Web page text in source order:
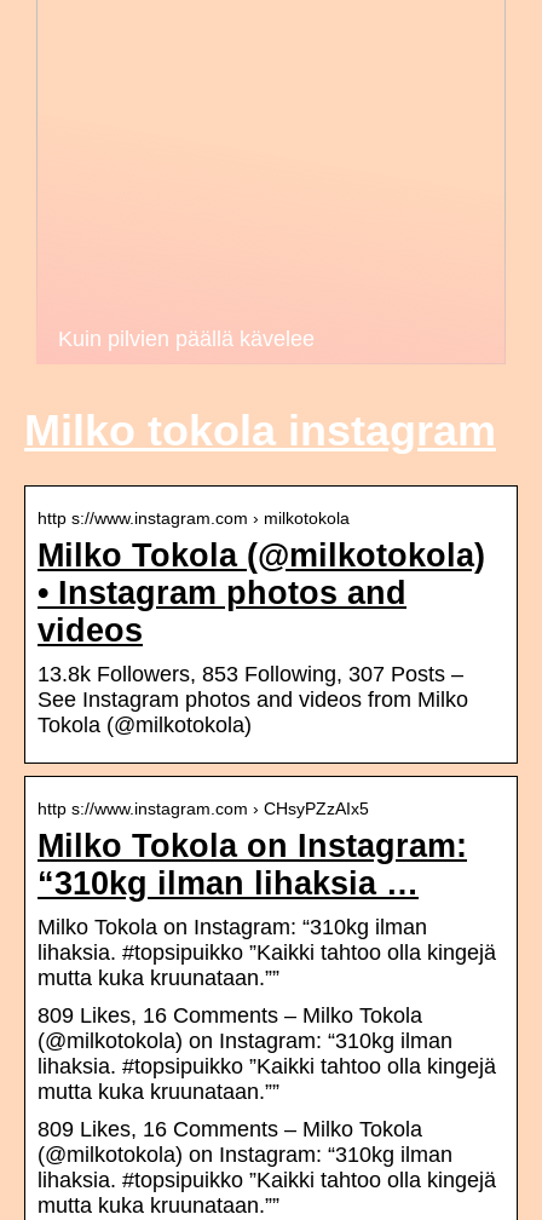
Kuin pilvien päällä kävelee
Milko tokola instagram
http s://www.instagram.com › milkotokola
Milko Tokola (@milkotokola)
• Instagram photos and
videos
13.8k Followers, 853 Following, 307 Posts –
See Instagram photos and videos from Milko
Tokola (@milkotokola)
http s://www.instagram.com › CHsyPZzAIx5
Milko Tokola on Instagram:
“310kg ilman lihaksia …
Milko Tokola on Instagram: “310kg ilman
lihaksia. #topsipuikko ”Kaikki tahtoo olla kingejä
mutta kuka kruunataan.””
809 Likes, 16 Comments – Milko Tokola
(@milkotokola) on Instagram: “310kg ilman
lihaksia. #topsipuikko ”Kaikki tahtoo olla kingejä
mutta kuka kruunataan.””
809 Likes, 16 Comments – Milko Tokola
(@milkotokola) on Instagram: “310kg ilman
lihaksia. #topsipuikko ”Kaikki tahtoo olla kingejä
mutta kuka kruunataan.””